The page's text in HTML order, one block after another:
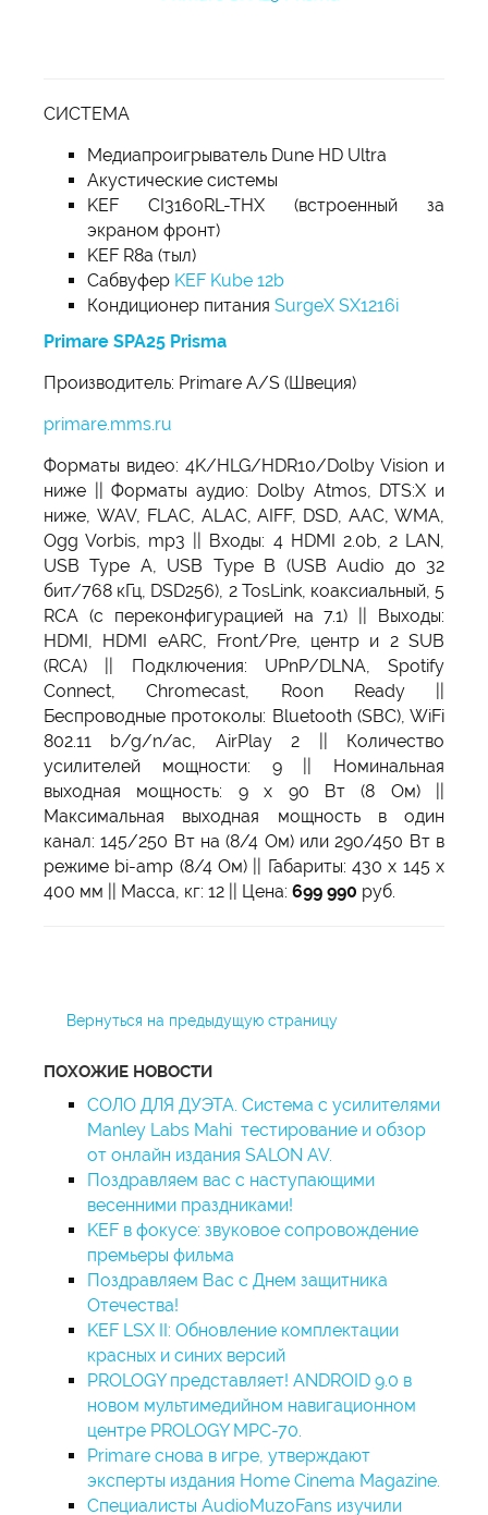
СИСТЕМА
Медиапроигрыватель Dune HD Ultra
Акустические системы
KEF CI3160RL-THX (встроенный за
экраном фронт)
KEF R8a (тыл)
Cабвуфер KEF Kube 12b
Кондиционер питания SurgeX SX1216i
Primare SPA25 Prisma
Производитель: Primare A/S (Швеция)
primare.mms.ru
Форматы видео: 4K/HLG/HDR10/Dolby Vision и
ниже || Форматы аудио: Dolby Atmos, DTS:X и
ниже, WAV, FLAC, ALAC, AIFF, DSD, AAC, WMА,
Ogg Vorbis, mp3 || Входы: 4 HDMI 2.0b, 2 LAN,
USB Type A, USB Type B (USB Audio до 32
бит/768 кГц, DSD256), 2 TosLink, коаксиальный, 5
RCA (с переконфигурацией на 7.1) || Выходы:
HDMI, HDMI eARC, Front/Pre, центр и 2 SUB
(RCA) || Подключения: UPnP/DLNA, Spotify
Connect, Chromecast, Roon Ready ||
Беспроводные протоколы: Bluetooth (SBC), WiFi
802.11 b/g/n/ac, AirPlay 2 || Количество
усилителей мощности: 9 || Номинальная
выходная мощность: 9 х 90 Вт (8 Ом) ||
Максимальная выходная мощность в один
канал: 145/250 Вт на (8/4 Ом) или 290/450 Вт в
режиме bi-amp (8/4 Ом) || Габариты: 430 x 145 x
400 мм || Масса, кг: 12 || Цена: 699 990 руб.
Вернуться на предыдущую страницу
ПОХОЖИЕ НОВОСТИ
СОЛО ДЛЯ ДУЭТА. Система с усилителями
Manley Labs Mahi тестирование и обзор
от онлайн издания SALON AV.
Поздравляем вас с наступающими
весенними праздниками!
KEF в фокусе: звуковое сопровождение
премьеры фильма
Поздравляем Вас с Днем защитника
Отечества!
KEF LSX II: Обновление комплектации
красных и синих версий
PROLOGY представляет! ANDROID 9.0 в
новом мультимедийном навигационном
центре PROLOGY MPC-70.
Primare снова в игре, утверждают
эксперты издания Home Cinema Magazine.
Специалисты AudioMuzoFans изучили